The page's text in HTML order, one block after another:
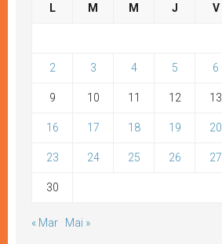
L M M J V
2 3 4 5 6
9 10 11 12 13
16 17 18 19 20
23 24 25 26 27
30
« Mar Mai »